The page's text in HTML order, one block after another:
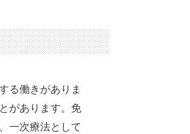
る働きがありま
があります。免
一次療法として